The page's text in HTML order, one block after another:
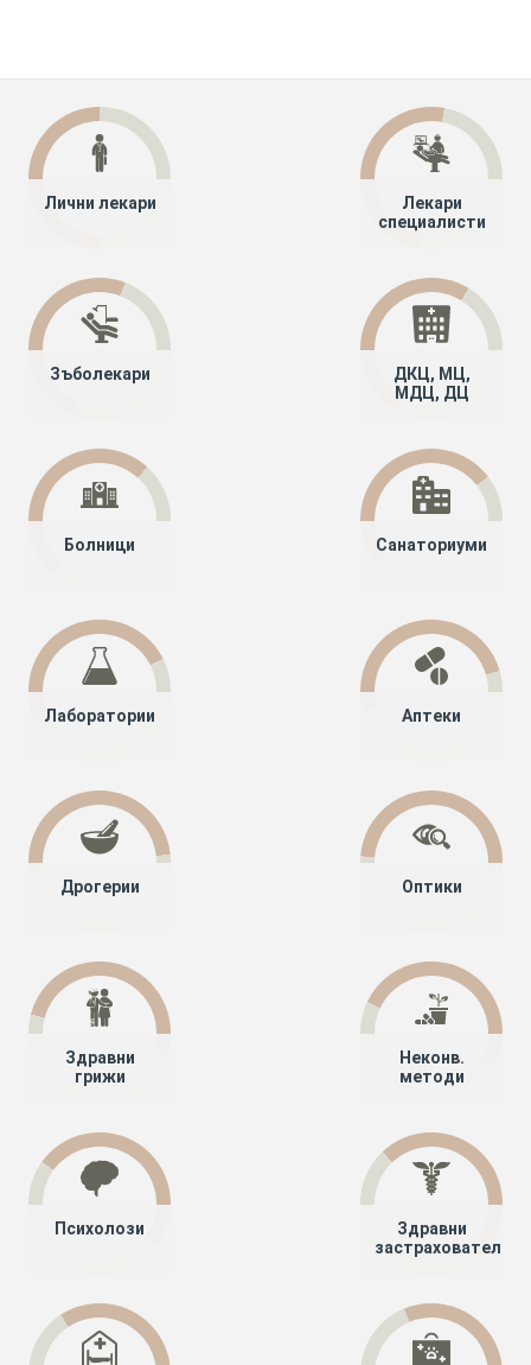
Лични лекари
Лекари
специалисти
Зъболекари
ДКЦ, МЦ,
МДЦ, ДЦ
Болници Санаториуми
Лаборатории Аптеки
Дрогерии Оптики
Здравни
грижи
Неконв.
методи
Психолози
Здравни
застрахователи